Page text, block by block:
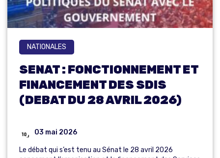
NATIONALES
SENAT : FONCTIONNEMENT ET
FINANCEMENT DES SDIS
(DEBAT DU 28 AVRIL 2026)
03 mai 2026
Le débat qui s’est tenu au Sénat le 28 avril 2026